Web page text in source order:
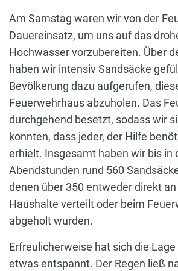
Am Samstag waren wir von der
Dauereinsatz, um uns auf das
Hochwasser vorzubereiten. Über
haben wir intensiv Sandsäcke
Bevölkerung dazu aufgerufen,
Feuerwehrhaus abzuholen. Das
durchgehend besetzt, sodass wir
konnten, dass jeder, der Hilfe
erhielt. Insgesamt haben wir bis in
Abendstunden rund 560
denen über 350 entweder direkt
Haushalte verteilt oder beim
abgeholt wurden.
Erfreulicherweise hat sich die
etwas entspannt. Der Regen ließ